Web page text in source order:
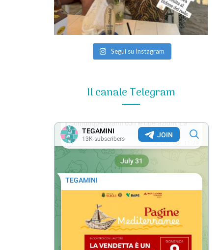
Segui su Instagram
Il canale Telegram